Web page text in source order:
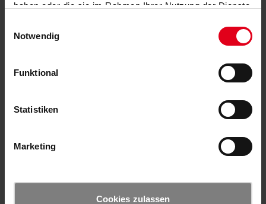
haben oder die sie im Rahmen Ihrer Nutzung der Dienste
Notwendig
Funktional
Statistiken
Marketing
Cookies zulassen